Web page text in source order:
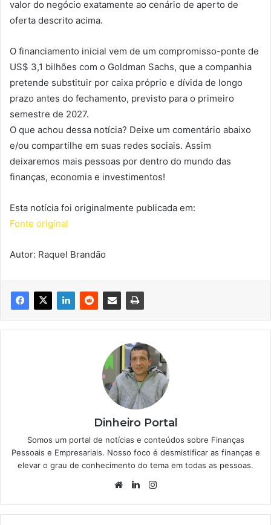
valor do negócio exatamente ao cenário de aperto de
oferta descrito acima.
O financiamento inicial vem de um compromisso-ponte de
US$ 3,1 bilhões com o Goldman Sachs, que a companhia
pretende substituir por caixa próprio e dívida de longo
prazo antes do fechamento, previsto para o primeiro
semestre de 2027.
O que achou dessa notícia? Deixe um comentário abaixo
e/ou compartilhe em suas redes sociais. Assim
deixaremos mais pessoas por dentro do mundo das
finanças, economia e investimentos!
Esta notícia foi originalmente publicada em:
Fonte original
Autor: Raquel Brandão
Dinheiro Portal
Somos um portal de notícias e conteúdos sobre Finanças
Pessoais e Empresariais. Nosso foco é desmistificar as finanças e
elevar o grau de conhecimento do tema em todas as pessoas.
WebsiteLinkedin